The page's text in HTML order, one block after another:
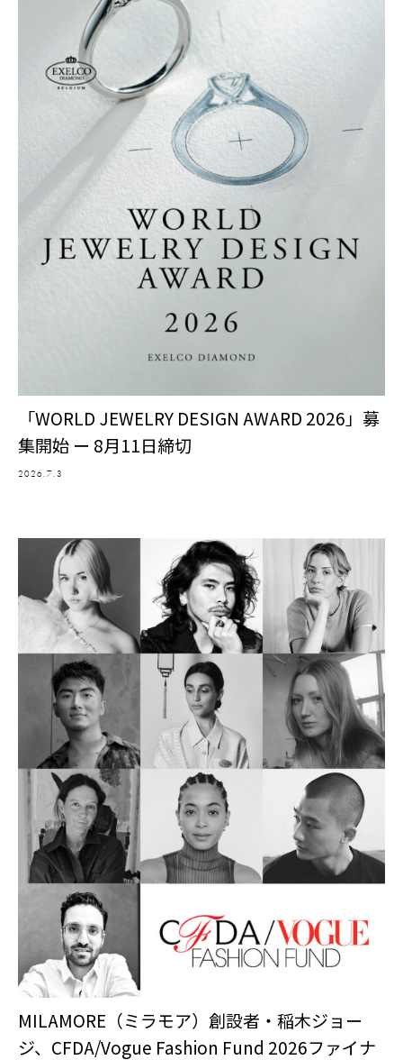
「WORLD JEWELRY DESIGN AWARD 2026」募
集開始 ー 8月11日締切
2026.7.3
MILAMORE（ミラモア）創設者・稲木ジョー
ジ、CFDA/Vogue Fashion Fund 2026ファイナ